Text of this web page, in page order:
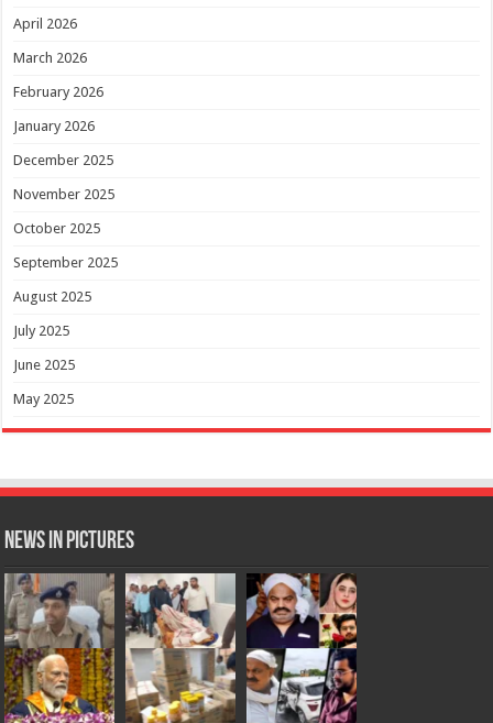
April 2026
March 2026
February 2026
January 2026
December 2025
November 2025
October 2025
September 2025
August 2025
July 2025
June 2025
May 2025
News in Pictures